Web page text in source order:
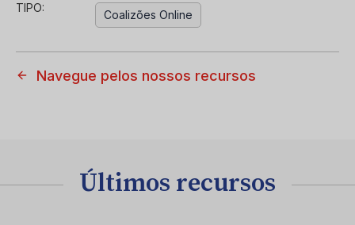
TIPO:
Coalizões Online
Navegue pelos nossos recursos
Últimos recursos